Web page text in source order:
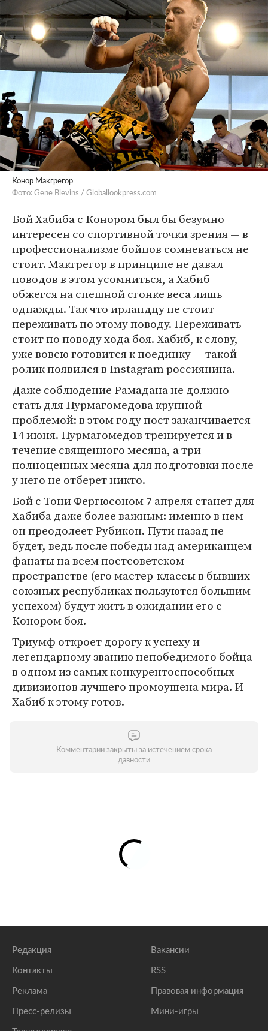
Конор Макгрегор
Фото: Gene Blevins / Globallookpress.com
Бой Хабиба с Конором был бы безумно
интересен со спортивной точки зрения — в
профессионализме бойцов сомневаться не
стоит. Макгрегор в принципе не давал
поводов в этом усомниться, а Хабиб
обжегся на спешной сгонке веса лишь
однажды. Так что ирландцу не стоит
переживать по этому поводу. Переживать
стоит по поводу хода боя. Хабиб, к слову,
уже вовсю готовится к поединку — такой
ролик появился в Instagram россиянина.
Даже соблюдение Рамадана не должно
стать для Нурмагомедова крупной
проблемой: в этом году пост заканчивается
14 июня. Нурмагомедов тренируется и в
течение священного месяца, а три
полноценных месяца для подготовки после
у него не отберет никто.
Бой с Тони Фергюсоном 7 апреля станет для
Хабиба даже более важным: именно в нем
он преодолеет Рубикон. Пути назад не
будет, ведь после победы над американцем
фанаты на всем постсоветском
пространстве (его мастер-классы в бывших
союзных республиках пользуются большим
успехом) будут жить в ожидании его с
Конором боя.
Триумф откроет дорогу к успеху и
легендарному званию непобедимого бойца
в одном из самых конкурентоспособных
дивизионов лучшего промоушена мира. И
Хабиб к этому готов.
Комментарии закрыты за истечением срока
давности
Редакция
Контакты
Реклама
Пресс-релизы
Вакансии
RSS
Правовая информация
Мини-игры